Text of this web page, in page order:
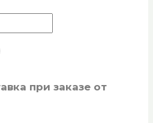
при заказе от